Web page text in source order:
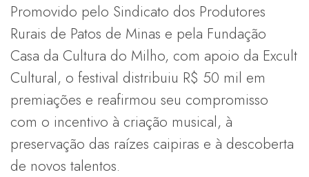
Promovido pelo Sindicato dos Produtores
Rurais de Patos de Minas e pela Fundação
Casa da Cultura do Milho, com apoio da Excult
Cultural, o festival distribuiu R$ 50 mil em
premiações e reafirmou seu compromisso
com o incentivo à criação musical, à
preservação das raízes caipiras e à descoberta
de novos talentos.